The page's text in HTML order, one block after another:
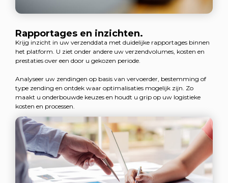
Rapportages en inzichten.
Krijg inzicht in uw verzenddata met duidelijke rapportages binnen
het platform. U ziet onder andere uw verzendvolumes, kosten en
prestaties over een door u gekozen periode.
Analyseer uw zendingen op basis van vervoerder, bestemming of
type zending en ontdek waar optimalisaties mogelijk zijn. Zo
maakt u onderbouwde keuzes en houdt u grip op uw logistieke
kosten en processen.